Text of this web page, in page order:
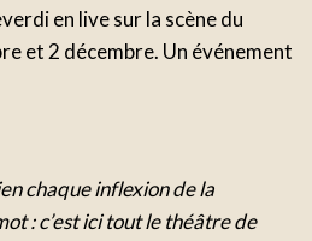
en live sur la scène du
et 2 décembre. Un événement
chaque inflexion de la
: c’est ici tout le théâtre de